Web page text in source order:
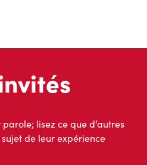
lisez ce que d’autres
de leur expérience